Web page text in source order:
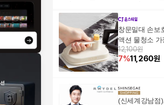
창문밀대 손보
액션 물청소
12,100원
7%11,260원
(신세계강남점